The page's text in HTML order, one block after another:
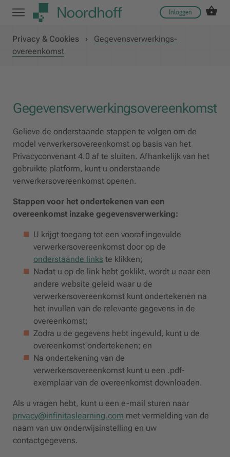
Inloggen
Privacy & Cookies ›
Gegevensverwerkings-
overeenkomst
Gegevensverwerkingsovereenkomst
Gelieve de onderstaande stappen te volgen om de
model verwerkersovereenkomst op basis van het
Privacyconvenant 4.0 af te sluiten. Afhankelijk van het
gebruikte platform, kunt u onderstaande
verwerkersovereenkomst openen.
Stappen voor het ondertekenen van een
overeenkomst inzake gegevensverwerking:
U krijgt toegang tot een vooraf ingevulde
verwerkersovereenkomst door op de
onderstaande links te klikken;
Nadat u op de link hebt geklikt, wordt u naar een
andere website geleid waar u de
verwerkersovereenkomst kunt ondertekenen na
het invullen van de relevante gegevens in de
overeenkomst;
Zodra u de gegevens hebt ingevuld, kunt u de
overeenkomst ondertekenen; en
Na ondertekening van de
verwerkersovereenkomst kunt u een .pdf-
exemplaar van de overeenkomst downloaden.
Als u vragen hebt, kunt u een e-mail sturen naar
privacy@infinitaslearning.com met vermelding van de
naam van uw onderwijsinstelling en uw
contactgegevens.